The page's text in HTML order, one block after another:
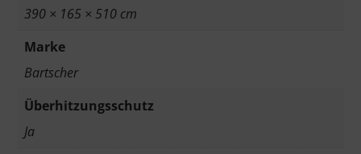
390 × 165 × 510 cm
Marke
Bartscher
Überhitzungsschutz
Ja